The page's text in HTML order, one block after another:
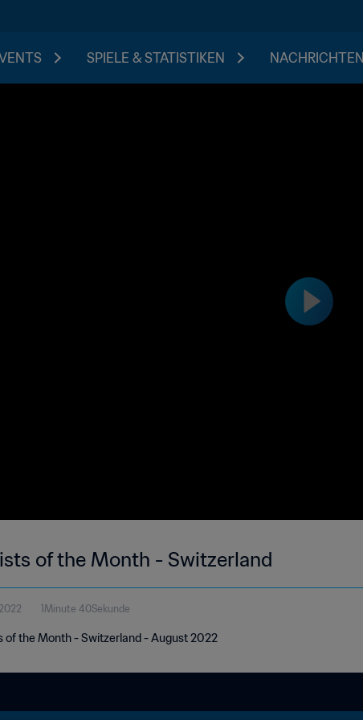
SPIELE & STATISTIKEN NACHRICHTEN
of the Month - Switzerland
1Minute 40Sekunde
of the Month - Switzerland - August 2022